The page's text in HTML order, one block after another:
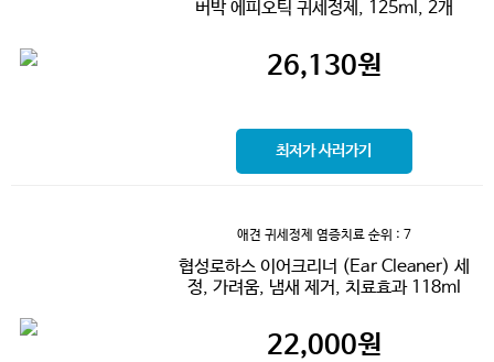
버박 에피오틱 귀세정제, 125ml, 2개
26,130원
최저가 사러가기
애견 귀세정제 염증치료 순위 : 7
협성로하스 이어크리너 (Ear Cleaner) 세
정, 가려움, 냄새 제거, 치료효과 118ml
22,000원